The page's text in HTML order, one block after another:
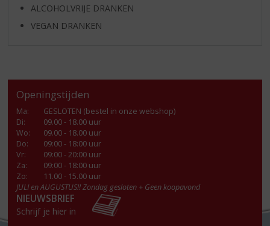
ALCOHOLVRIJE DRANKEN
VEGAN DRANKEN
Openingstijden
Ma:
GESLOTEN (bestel in onze webshop)
Di:
09.00 - 18.00 uur
Wo:
09.00 - 18.00 uur
Do:
09:00 - 18:00 uur
Vr:
09:00 - 20:00 uur
Za:
09:00 - 18:00 uur
Zo:
11.00 - 15.00 uur
JULI en AUGUSTUS!! Zondag gesloten + Geen koopavond
NIEUWSBRIEF
Schrijf je hier in